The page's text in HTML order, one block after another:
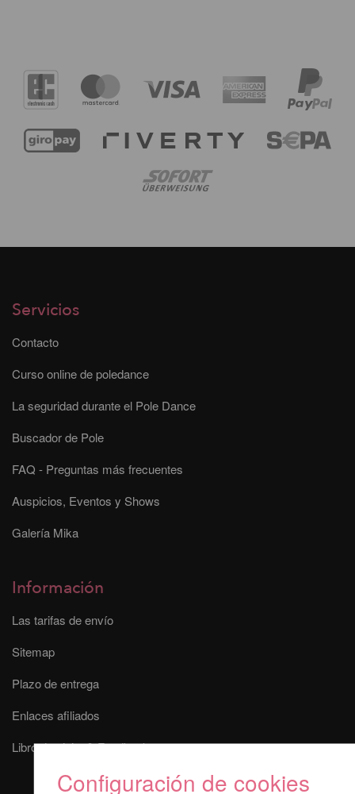
Servicios
Contacto
Curso online de poledance
La seguridad durante el Pole Dance
Buscador de Pole
FAQ - Preguntas más frecuentes
Auspicios, Eventos y Shows
Galería Mika
Información
Las tarifas de envío
Sitemap
Plazo de entrega
Enlaces afiliados
Libro de visita & Feedback
Configuración de cookies